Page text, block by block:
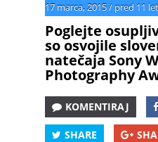
17 marca, 2015/ pred 11 let
Poglejte
so osvojile
natečaja Sony
Photography
KOMENTIRAJ
SHARE